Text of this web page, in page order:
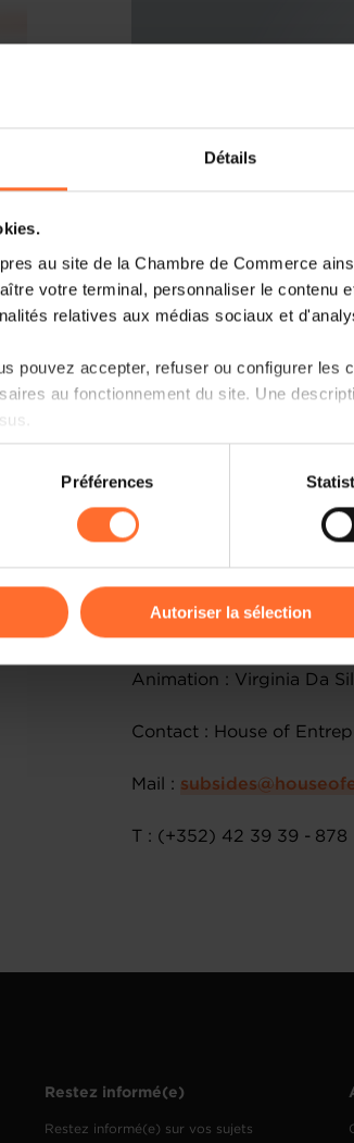
Détails
au site de la Chambre de Commerce
votre terminal, personnaliser le contenu
relatives aux médias sociaux et
pouvez accepter, refuser ou configurer les
au fonctionnement du site. Une
le site et certaines fonctionnalités (ex :
de lecture vidéo, personnalisation de
ou des cookies non nécessaires.
Charte d’usage des cookieset
Préférences
Autoriser la sélection
Découvrez les aides
Que vous soyez un
existe une multitude
Ce workshop vise à vous
par le Ministère de
disponibles, avec des
Animation : Virginia Da
Contact : House of
Mail :
T : (+352) 42 39 39 - 878
Restez informé(e)
Restez informé(e) sur vos sujets